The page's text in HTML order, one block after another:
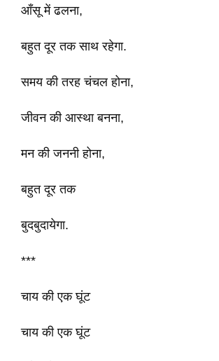
आँसू में ढलना,
बहुत दूर तक साथ रहेगा.
समय की तरह चंचल होना,
जीवन की आस्था बनना,
मन की जननी होना,
बहुत दूर तक
बुदबुदायेगा.
***
चाय की एक घूंट
चाय की एक घूंट